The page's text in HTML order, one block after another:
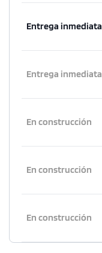
Entrega inmediata
Entrega inmediata
En construcción
En construcción
En construcción